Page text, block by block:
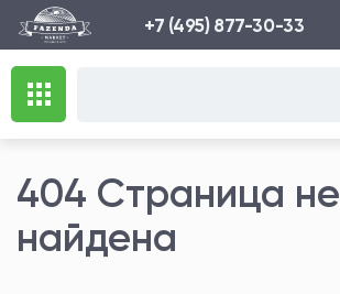
+7 (495) 877-30-33
404 Страница не
найдена